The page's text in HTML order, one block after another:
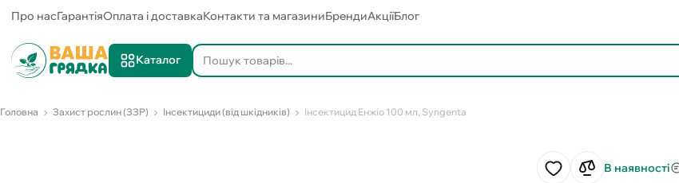
Про насГарантіяОплата і доставкаКонтакти та магазиниБрендиАкціїБлог
Каталог
Головна Захист рослин (ЗЗР) Інсектициди (від шкідників) Інсектицид Енжіо 100 мл, Syngenta
В наявності